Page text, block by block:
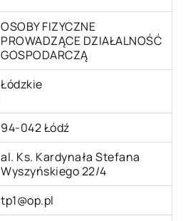
OSOBY FIZYCZNE
PROWADZĄCE DZIAŁALNOŚĆ
GOSPODARCZĄ
Łódzkie
94-042 Łódź
al. Ks. Kardynała Stefana
Wyszyńskiego 22/4
tp1@op.pl